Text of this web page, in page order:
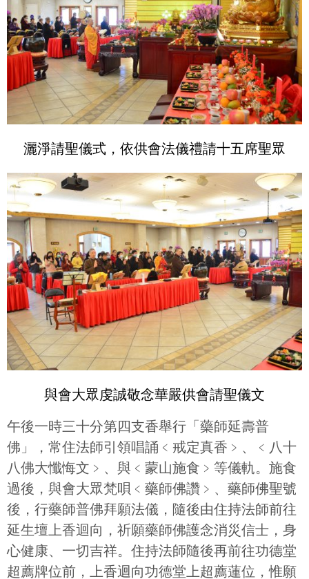
灑淨請聖儀式，依供會法儀禮請十五席聖眾
與會大眾虔誠敬念華嚴供會請聖儀文
午後一時三十分第四支香舉行「藥師延壽普
佛」，常住法師引領唱誦﹤戒定真香﹥、﹤八十
八佛大懺悔文﹥、與﹤蒙山施食﹥等儀軌。施食
過後，與會大眾梵唄﹤藥師佛讚﹥、藥師佛聖號
後，行藥師普佛拜願法儀，隨後由住持法師前往
延生壇上香迴向，祈願藥師佛護念消災信士，身
心健康、一切吉祥。住持法師隨後再前往功德堂
超薦牌位前，上香迴向功德堂上超薦蓮位，惟願